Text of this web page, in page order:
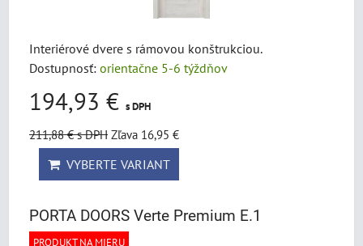
Interiérové dvere s rámovou konštrukciou.
Dostupnosť: orientačne 5-6 týždňov
194,93 € s DPH
211,88 €s DPH Zľava 16,95 €
VYBERTE VARIANT
PORTA DOORS Verte Premium E.1
PRODUKT NA MIERU